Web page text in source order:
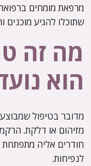
מרפאת מומחים
שתוכלו להגיע מוכנים
מה זה
הוא
מדובר בטיפול
מזיהום או דלקת.
חודרים אליה
לנפיחות.